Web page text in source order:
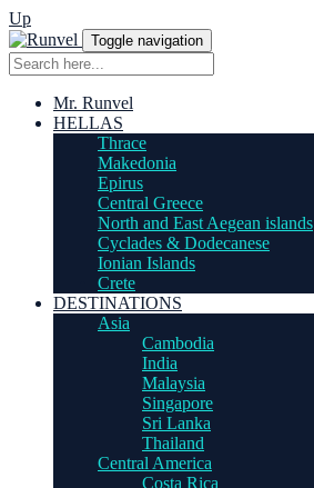
Up
Toggle navigation
Mr. Runvel
HELLAS
Thrace
Makedonia
Epirus
Central Greece
North and East Aegean islands
Cyclades & Dodecanese
Ionian Islands
Crete
DESTINATIONS
Asia
Cambodia
India
Malaysia
Singapore
Sri Lanka
Thailand
Central America
Costa Rica